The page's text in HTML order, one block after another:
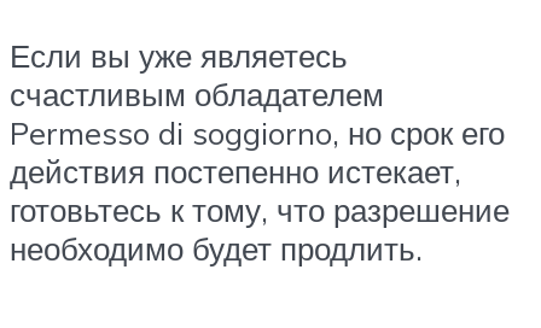
Если вы уже являетесь
счастливым обладателем
Permesso di soggiorno, но срок его
действия постепенно истекает,
готовьтесь к тому, что разрешение
необходимо будет продлить.